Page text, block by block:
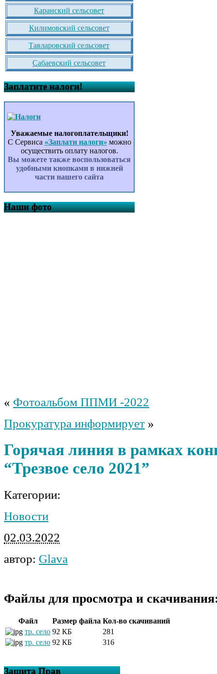
Каранский сельсовет
Килимовский сельсовет
Тавларовский сельсовет
Сабаевский сельсовет
Заплатите налоги!
Уважаемые налогоплательщики!
С Сервиса «Заплати налоги» можно
осуществить оплату налогов.
Вы можете также воспользоваться
удобными кнопками в нижней
части нашего сайта
Наши фото
« Фотоальбом ППМИ -2022
Прокуратура информирует »
Горячая линия в рамках
“Трезвое село 2021”
Категории:
Новости
02.03.2022
автор: Glava
Файлы для просмотра и
Файл Размер файла Кол-во скачиваний
тр. село 92 КБ
281
тр. село 92 КБ 316
Защита Прав